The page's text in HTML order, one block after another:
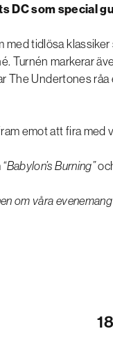
DC som special
med tidlösa klassiker
Turnén markerar
The Undertones råa
emot att fira med
“Babylon’s Burning”
om våra